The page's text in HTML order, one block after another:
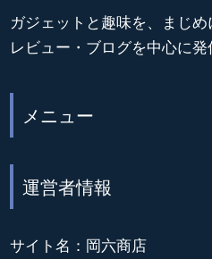
ガジェットと趣味を、まじめ
レビュー・ブログを中心に発
メニュー
運営者情報
サイト名：岡六商店